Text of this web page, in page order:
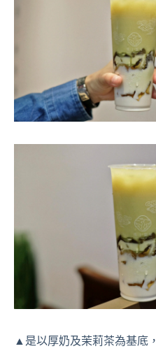
▲是以厚奶及茉莉茶為基底